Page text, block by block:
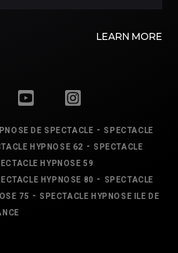
LEARN MORE
DE SPECTACLE - SPECTACLE
HYPNOSE 62 - SPECTACLE
HYPNOSE 59
HYPNOSE 80 -
SPECTACLE
75 - SPECTACLE HYPNOSE ILE DE